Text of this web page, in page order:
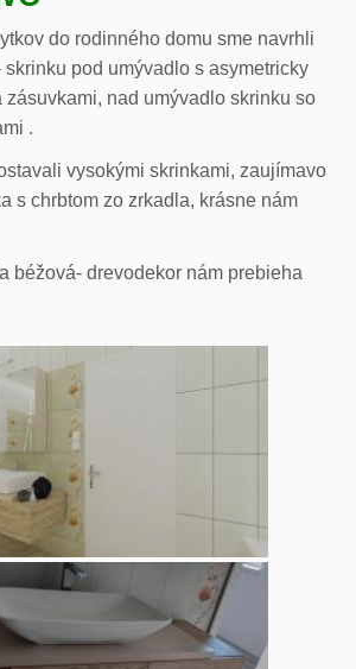
do rodinného domu sme navrhli
pod umývadlo s asymetricky
nad umývadlo skrinku so
.
vysokými skrinkami, zaujímavo
s chrbtom zo zrkadla, krásne nám
béžová- drevodekor nám prebieha